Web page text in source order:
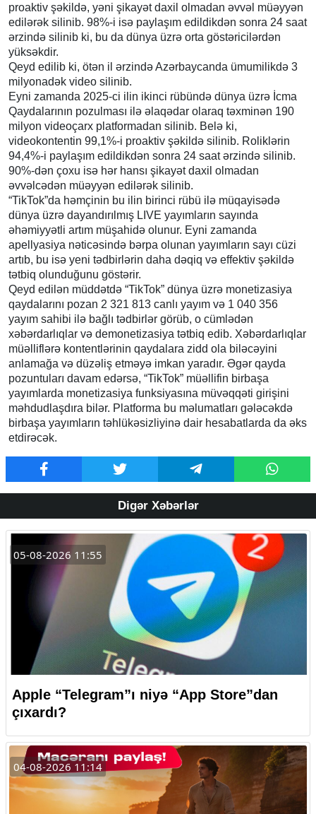
proaktiv şəkildə, yəni şikayət daxil olmadan əvvəl müəyyən
edilərək silinib. 98%-i isə paylaşım edildikdən sonra 24 saat
ərzində silinib ki, bu da dünya üzrə orta göstəricilərdən
yüksəkdir.
Qeyd edilib ki, ötən il ərzində Azərbaycanda ümumilikdə 3
milyonadək video silinib.
Eyni zamanda 2025-ci ilin ikinci rübündə dünya üzrə İcma
Qaydalarının pozulması ilə əlaqədar olaraq təxminən 190
milyon videoçarx platformadan silinib. Belə ki,
videokontentin 99,1%-i proaktiv şəkildə silinib. Roliklərin
94,4%-i paylaşım edildikdən sonra 24 saat ərzində silinib.
90%-dən çoxu isə hər hansı şikayət daxil olmadan
əvvəlcədən müəyyən edilərək silinib.
“TikTok”da həmçinin bu ilin birinci rübü ilə müqayisədə
dünya üzrə dayandırılmış LIVE yayımların sayında
əhəmiyyətli artım müşahidə olunur. Eyni zamanda
apellyasiya nəticəsində bərpa olunan yayımların sayı cüzi
artıb, bu isə yeni tədbirlərin daha dəqiq və effektiv şəkildə
tətbiq olunduğunu göstərir.
Qeyd edilən müddətdə “TikTok” dünya üzrə monetizasiya
qaydalarını pozan 2 321 813 canlı yayım və 1 040 356
yayım sahibi ilə bağlı tədbirlər görüb, o cümlədən
xəbərdarlıqlar və demonetizasiya tətbiq edib. Xəbərdarlıqlar
müəlliflərə kontentlərinin qaydalara zidd ola biləcəyini
anlamağa və düzəliş etməyə imkan yaradır. Əgər qayda
pozuntuları davam edərsə, “TikTok” müəllifin birbaşa
yayımlarda monetizasiya funksiyasına müvəqqəti girişini
məhdudlaşdıra bilər. Platforma bu məlumatları gələcəkdə
birbaşa yayımların təhlükəsizliyinə dair hesabatlarda da əks
etdirəcək.
Digər Xəbərlər
05-08-2026 11:55
Apple “Telegram”ı niyə “App Store”dan
çıxardı?
04-08-2026 11:14